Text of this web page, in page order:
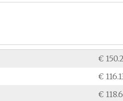
€
€
€